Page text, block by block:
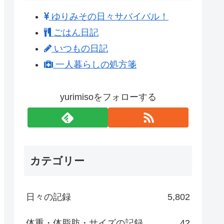
ゆりみその日々サバイバル！
ごはん日記
いつもの日記
一人暮らしの処方箋
yurimisoをフォローする
カテゴリー
日々の記録 5,802